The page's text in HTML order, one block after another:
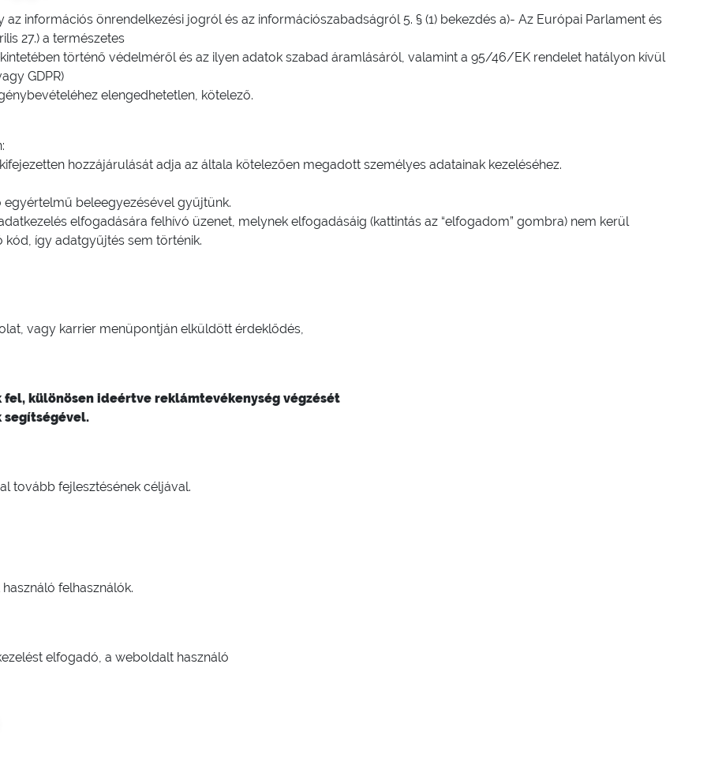
az információs önrendelkezési jogról és az információszabadságról 5. § (1) bekezdés a)- Az Európai Parlament és
27.) a természetes
történő védelméről és az ilyen adatok szabad áramlásáról, valamint a 95/46/EK rendelet hatályon kívül
GDPR)
elengedhetetlen, kötelező.
hozzájárulását adja az általa kötelezően megadott személyes adatainak kezeléséhez.
egyértelmű beleegyezésével gyűjtünk.
elfogadására felhívó üzenet, melynek elfogadásáig (kattintás az “elfogadom” gombra) nem kerül
kód, így adatgyűjtés sem történik.
vagy karrier menüpontján elküldött érdeklődés,
különösen ideértve reklámtevékenység végzését
segítségével.
tovább fejlesztésének céljával.
felhasználók.
elfogadó, a weboldalt használó